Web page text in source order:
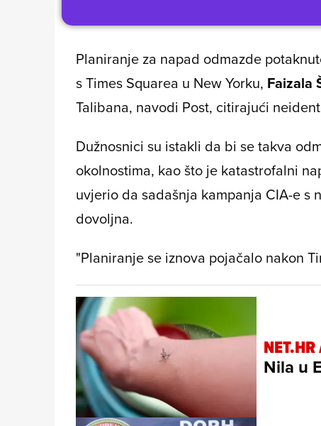
Planiranje za napad odmazde
s Times Squarea u New Yorku, Faizala
Talibana, navodi Post, citirajući
Dužnosnici su istakli da bi se takva
okolnostima, kao što je katastrofalni
uvjerio da sadašnja kampanja CIA-e
dovoljna.
"Planiranje se iznova pojačalo nakon
Nila u